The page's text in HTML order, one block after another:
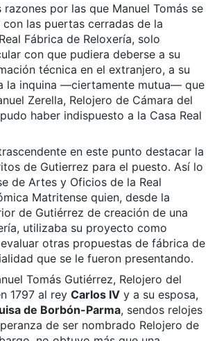
razones por las que Manuel Tomás se
las puertas cerradas de la
Fábrica de Reloxería, solo
con que pudiera deberse a su
técnica en el extranjero, a su
la inquina —ciertamente mutua— que
Zerella, Relojero de Cámara del
haber indispuesto a la Casa Real
en este punto destacar la
de Gutierrez para el puesto. Así lo
de Artes y Oficios de la Real
Matritense quien, desde la
de Gutiérrez de creación de una
utilizaba su proyecto como
otras propuestas de fábrica de
que se le fueron presentando.
Tomás Gutiérrez, Relojero del
1797 al rey Carlos IV y a su esposa,
de Borbón-Parma, sendos relojes
de ser nombrado Relojero de